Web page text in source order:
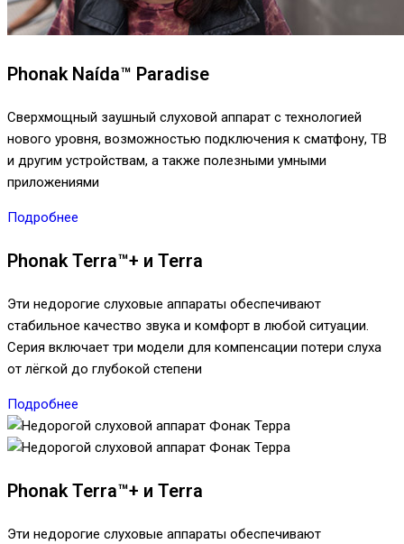
Phonak Naída™ Paradise
Сверхмощный заушный слуховой аппарат с технологией
нового уровня, возможностью подключения к сматфону, ТВ
и другим устройствам, а также полезными умными
приложениями
Подробнее
Phonak Terra™+ и Terra
Эти недорогие слуховые аппараты обеспечивают
стабильное качество звука и комфорт в любой ситуации.
Серия включает три модели для компенсации потери слуха
от лёгкой до глубокой степени
Подробнее
Phonak Terra™+ и Terra
Эти недорогие слуховые аппараты обеспечивают